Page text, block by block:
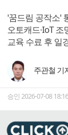
'꿈드림 공작소'
오토캐드·IoT
교육 수료 후 일
주관철 기
승인 2026-07-08 18:16